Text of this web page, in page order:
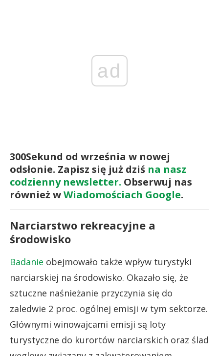
ad
300Sekund od września w nowej
odsłonie. Zapisz się już dziś na nasz
codzienny newsletter. Obserwuj nas
również wWiadomościach Google.
Narciarstwo rekreacyjne a
środowisko
Badanie obejmowało także wpływ turystyki
narciarskiej na środowisko. Okazało się, że
sztuczne naśnieżanie przyczynia się do
zaledwie 2 proc. ogólnej emisji w tym sektorze.
Głównymi winowajcami emisji są loty
turystyczne do kurortów narciarskich oraz ślad